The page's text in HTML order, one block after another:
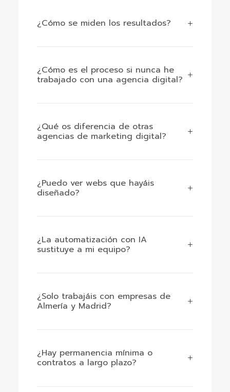
¿Cómo se miden los resultados?
¿Cómo es el proceso si nunca he
trabajado con una agencia digital?
¿Qué os diferencia de otras
agencias de marketing digital?
¿Puedo ver webs que hayáis
diseñado?
¿La automatización con IA
sustituye a mi equipo?
¿Solo trabajáis con empresas de
Almería y Madrid?
¿Hay permanencia mínima o
contratos a largo plazo?